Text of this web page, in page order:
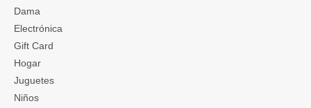
Dama
Electrónica
Gift Card
Hogar
Juguetes
Niños